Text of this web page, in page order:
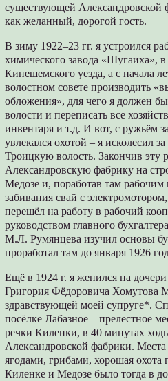
существующей Александровской
как желанный, дорогой гость.
В зиму 1922–23 гг. я устроился
химического завода «Шугаиха»,
Кинешемского уезда, а с начала
волостном совете производить
обложения», для чего я должен
волости и переписать все
инвентаря и т.д. И вот, с ружьём
увлекался охотой – я исколесил
Троицкую волость. Закончив эту
Александровскую фабрику на
Медозе и, поработав там
забивания свай с
перешёл на работу в рабочий
руководством главного
М.Л. Румянцева изучил основы
проработал там до января 1926
Ещё в 1924 г. я женился на
Григория Фёдоровича Хомутова
здравствующей моей супруге*.
посёлке Лабазное – прелестное
речки Киленки, в 40 минутах
Александровской фабрики.
ягодами, грибами, хорошая
Киленке и Медозе было тогда в